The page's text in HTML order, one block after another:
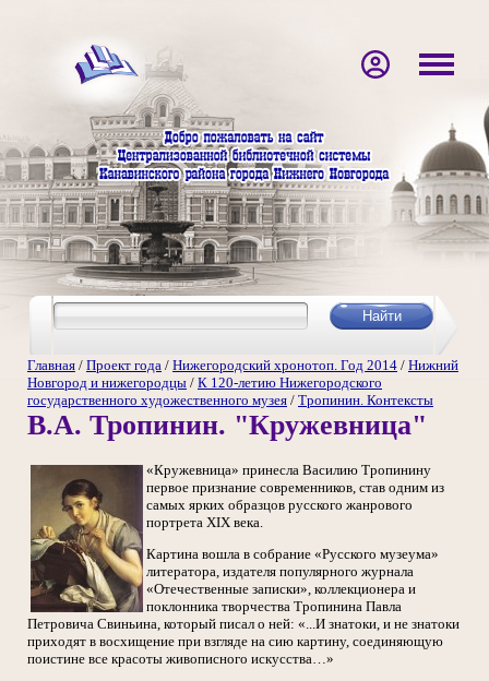
Главная / Проект года / Нижегородский хронотоп. Год 2014 / Нижний
Новгород и нижегородцы / К 120-летию Нижегородского
государственного художественного музея / Тропинин. Контексты
В.А. Тропинин. "Кружевница"
«Кружевница» принесла Василию Тропинину
первое признание современников, став одним из
самых ярких образцов русского жанрового
портрета ХIХ века.
Картина вошла в собрание «Русского музеума»
литератора, издателя популярного журнала
«Отечественные записки», коллекционера и
поклонника творчества Тропинина Павла
Петровича Свиньина, который писал о ней: «...И знатоки, и не знатоки
приходят в восхищение при взгляде на сию картину, соединяющую
поистине все красоты живописного искусства…»